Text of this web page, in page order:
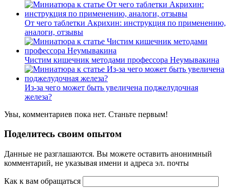
От чего таблетки Акрихин: инструкция по применению,
аналоги, отзывы
Чистим кишечник методами профессора Неумывакина
Из-за чего может быть увеличена поджелудочная
железа?
Увы, комментариев пока нет. Станьте первым!
Поделитесь своим опытом
Данные не разглашаются. Вы можете оставить анонимный
комментарий, не указывая имени и адреса эл. почты
Как к вам обращаться